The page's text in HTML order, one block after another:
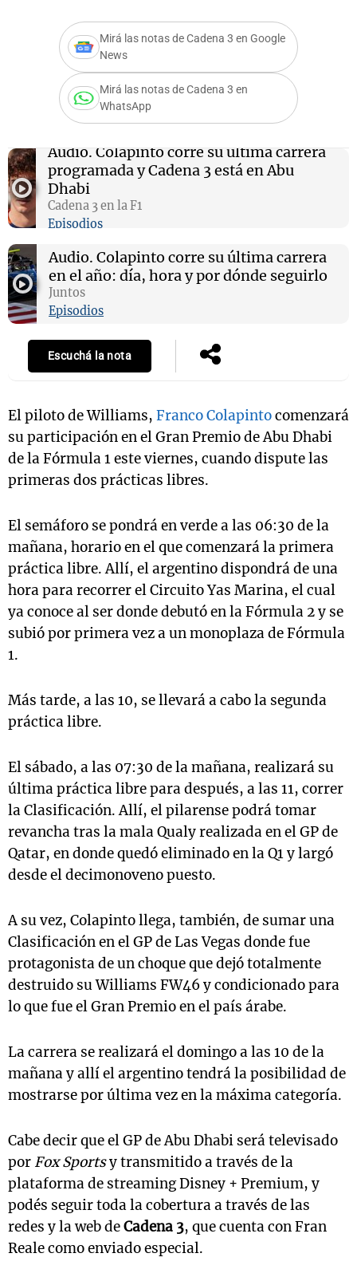
Mirá las notas de Cadena 3 en Google
News
Mirá las notas de Cadena 3 en
WhatsApp
Audio. Colapinto corre su última carrera
programada y Cadena 3 está en Abu
Dhabi
Cadena 3 en la F1
Episodios
Audio. Colapinto corre su última carrera
en el año: día, hora y por dónde seguirlo
Juntos
Episodios
Escuchá la nota
El piloto de Williams, Franco Colapintocomenzará
su participación en el Gran Premio de Abu Dhabi
de la Fórmula 1 este viernes, cuando dispute las
primeras dos prácticas libres.
El semáforo se pondrá en verde a las 06:30 de la
mañana, horario en el que comenzará la primera
práctica libre. Allí, el argentino dispondrá de una
hora para recorrer el Circuito Yas Marina, el cual
ya conoce al ser donde debutó en la Fórmula 2 y se
subió por primera vez a un monoplaza de Fórmula
1.
Más tarde, a las 10, se llevará a cabo la segunda
práctica libre.
El sábado, a las 07:30 de la mañana, realizará su
última práctica libre para después, a las 11, correr
la Clasificación. Allí, el pilarense podrá tomar
revancha tras la mala Qualy realizada en el GP de
Qatar, en donde quedó eliminado en la Q1 y largó
desde el decimonoveno puesto.
A su vez, Colapinto llega, también, de sumar una
Clasificación en el GP de Las Vegas donde fue
protagonista de un choque que dejó totalmente
destruido su Williams FW46 y condicionado para
lo que fue el Gran Premio en el país árabe.
La carrera se realizará el domingo a las 10 de la
mañana y allí el argentino tendrá la posibilidad de
mostrarse por última vez en la máxima categoría.
Cabe decir que el GP de Abu Dhabi será televisado
por Fox Sportsy transmitido a través de la
plataforma de streaming Disney + Premium, y
podés seguir toda la cobertura a través de las
redes y la web deCadena 3, que cuenta con Fran
Reale como enviado especial.